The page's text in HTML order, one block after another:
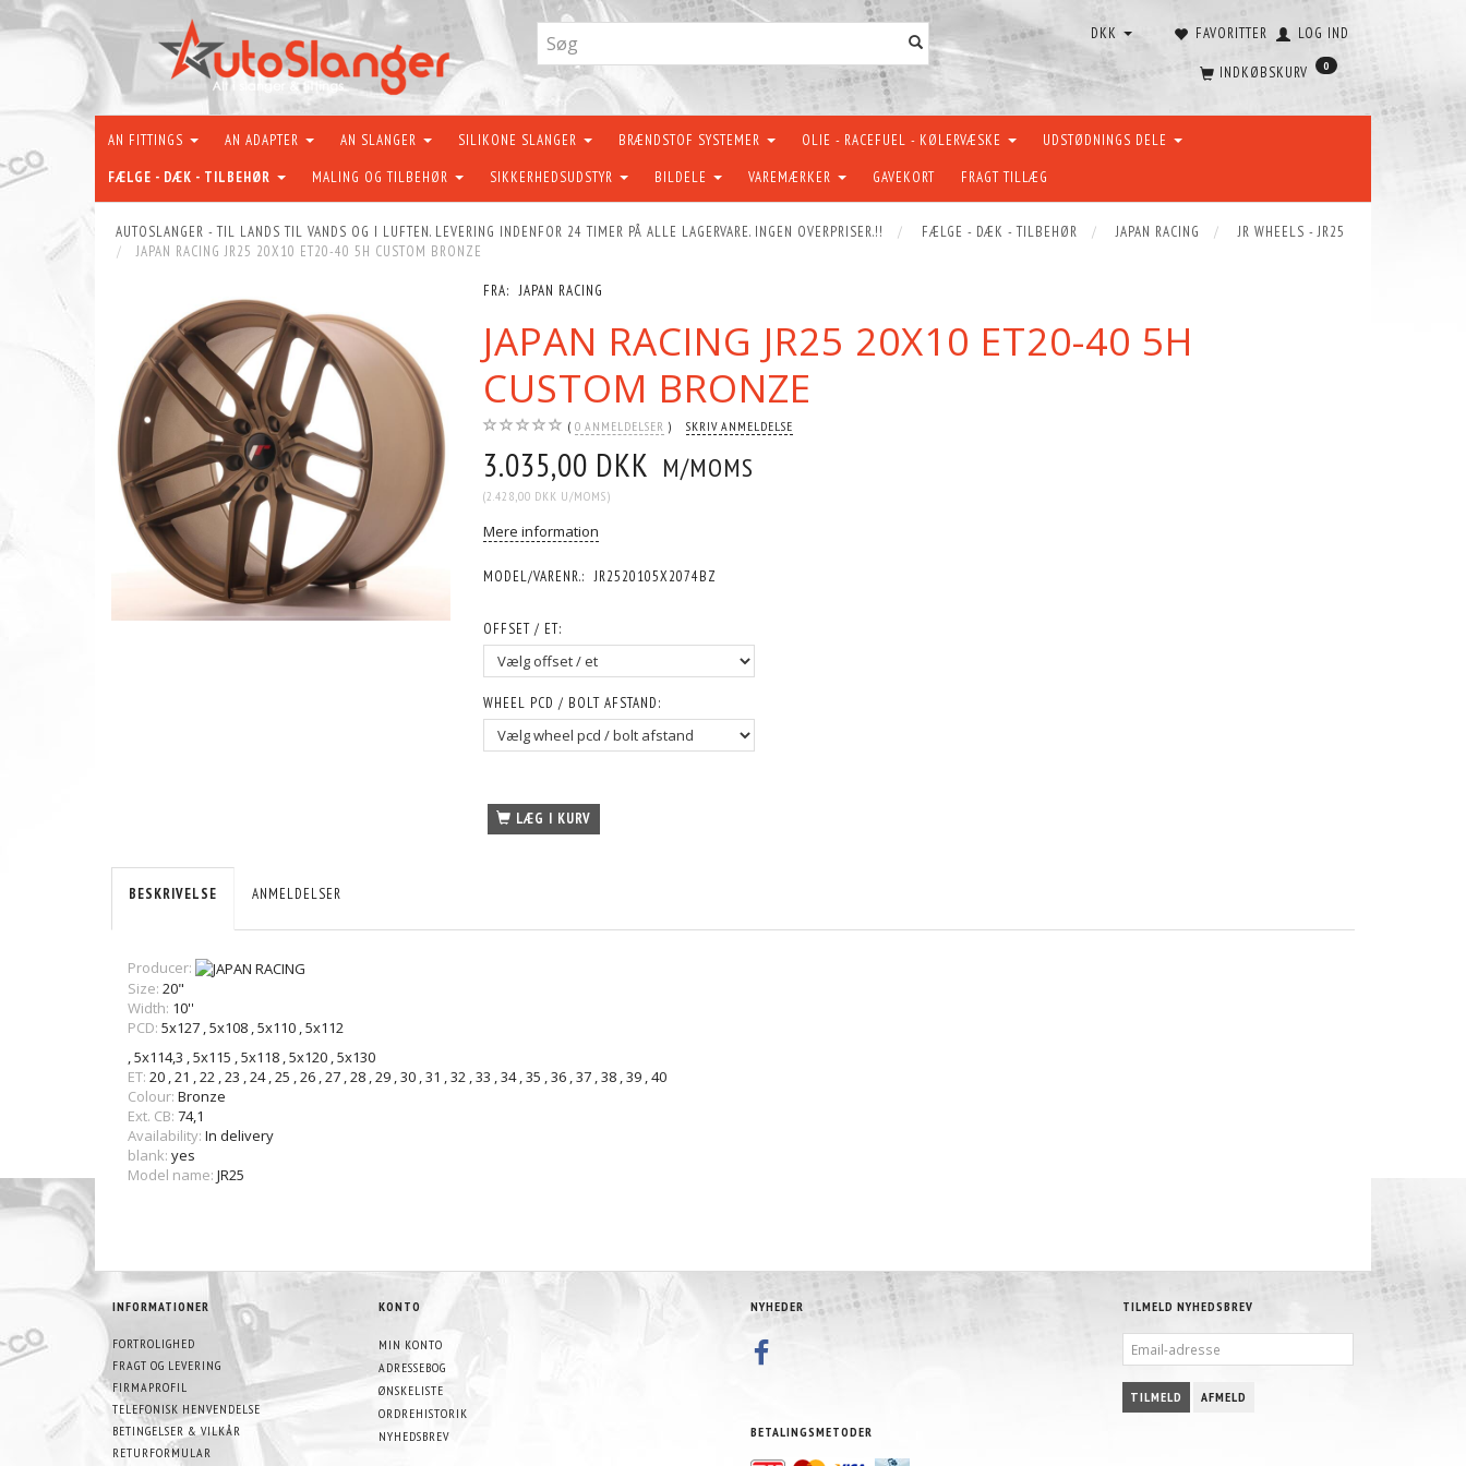
FAVORITTER LOG IND
DKK
INDKØBSKURV 0
AN FITTINGS AN ADAPTER AN SLANGER SILIKONE SLANGER BRÆNDSTOF SYSTEMER OLIE - RACEFUEL - KØLERVÆSKE UDSTØDNINGS DELE
FÆLGE - DÆK - TILBEHØR MALING OG TILBEHØR SIKKERHEDSUDSTYR BILDELE VAREMÆRKER GAVEKORT FRAGT TILLÆG
AUTOSLANGER - TIL LANDS TIL VANDS OG I LUFTEN. LEVERING INDENFOR 24 TIMER PÅ ALLE LAGERVARE. INGEN OVERPRISER.!! FÆLGE - DÆK - TILBEHØR JAPAN RACING
JR WHEELS - JR25
JAPAN RACING JR25 20X10 ET20-40 5H CUSTOM BRONZE
FRA: JAPAN RACING
JAPAN RACING JR25 20X10 ET20-40 5H
CUSTOM BRONZE
0 ANMELDELSER SKRIV ANMELDELSE
3.035,00 DKK M/MOMS
(2.428,00 DKK U/MOMS)
Mere information
MODEL/VARENR.: JR2520105X2074BZ
OFFSET / ET:
WHEEL PCD / BOLT AFSTAND:
LÆG I KURV
BESKRIVELSE ANMELDELSER
Producer:
Size: 20"
Width: 10''
PCD: 5x127 ,5x108 ,5x110 ,5x112
,5x114,3 ,5x115 ,5x118 ,5x120 ,5x130
ET: 20 ,21 ,22 ,23 ,24,25 ,26 ,27 ,28 ,29 ,30 ,31 ,32 ,33 ,34,35 ,36 ,37 ,38 ,39 ,40
Colour: Bronze
Ext. CB: 74,1
Availability: In delivery
blank: yes
Model name: JR25
INFORMATIONER
FORTROLIGHED
FRAGT OG LEVERING
FIRMAPROFIL
TELEFONISK HENVENDELSE
BETINGELSER & VILKÅR
RETURFORMULAR
KONTO
MIN KONTO
ADRESSEBOG
ØNSKELISTE
ORDREHISTORIK
NYHEDSBREV
NYHEDER
BETALINGSMETODER
TILMELD NYHEDSBREV
ADRESSE
TILMELD AFMELD